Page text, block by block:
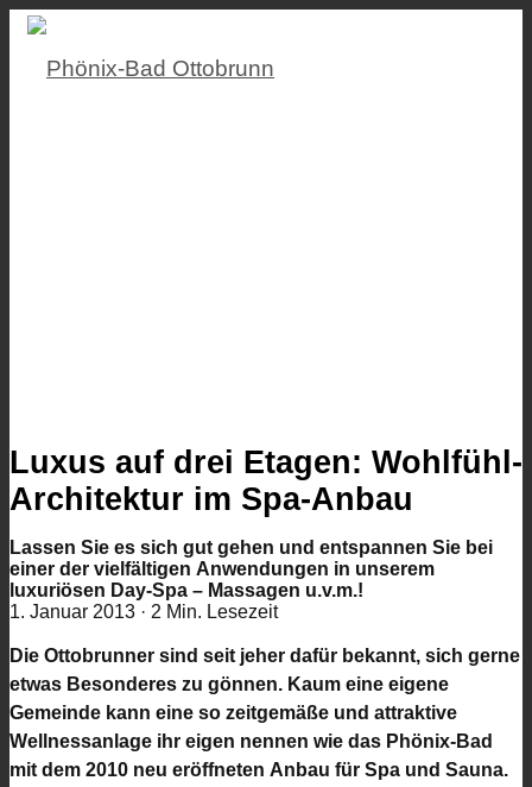
Luxus auf drei Etagen: Wohlfühl-
Architektur im Spa-Anbau
Lassen Sie es sich gut gehen und entspannen Sie bei
einer der vielfältigen Anwendungen in unserem
luxuriösen Day-Spa – Massagen u.v.m.!
1. Januar 2013 · 2 Min. Lesezeit
Die Ottobrunner sind seit jeher dafür bekannt, sich gerne
etwas Besonderes zu gönnen. Kaum eine eigene
Gemeinde kann eine so zeitgemäße und attraktive
Wellnessanlage ihr eigen nennen wie das Phönix-Bad
mit dem 2010 neu eröffneten Anbau für Spa und Sauna.